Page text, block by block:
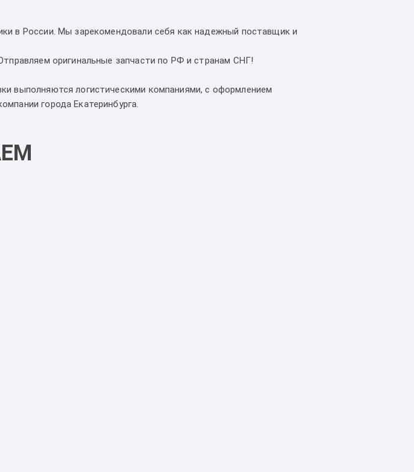
в России. Мы зарекомендовали себя как надежный поставщик и
оригинальные запчасти по РФ и странам СНГ!
выполняются логистическими компаниями, с оформлением
города Екатеринбурга.